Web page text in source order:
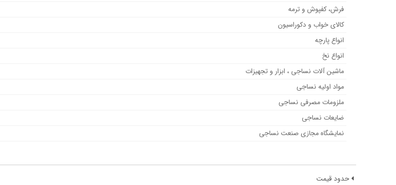
فرش، کفپوش و ترمه
کالای خواب و دکوراسیون
انواع پارچه
انواع نخ
ماشین آلات نساجی ، ابزار و تجهیزات
مواد اولیه نساجی
ملزومات مصرفی نساجی
ضایعات نساجی
نمایشگاه مجازی صنعت نساجی
حدود قیمت